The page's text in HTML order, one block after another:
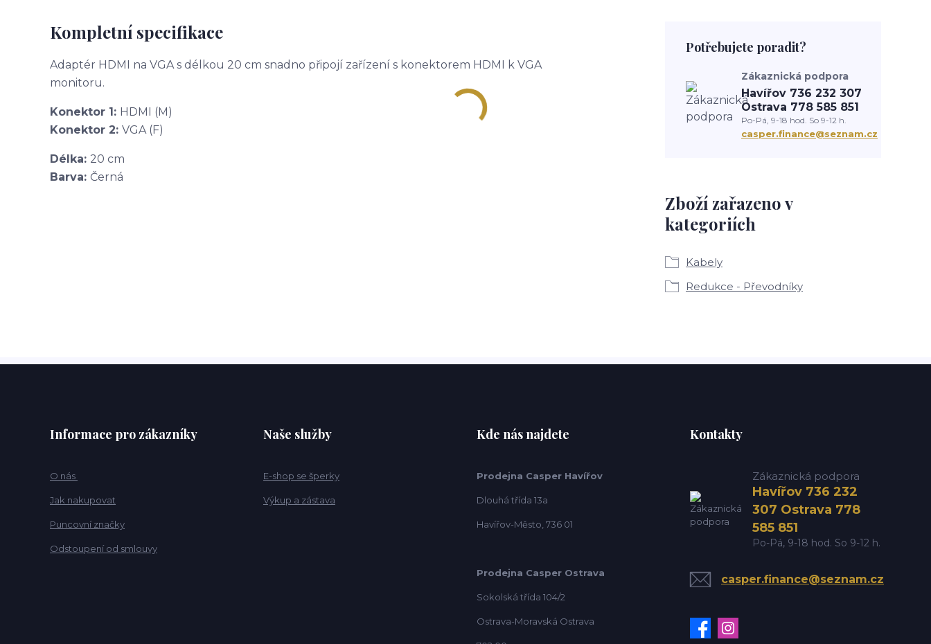
Kompletní specifikace
Adaptér HDMI na VGA s délkou 20 cm snadno připojí zařízení s konektorem HDMI k VGA
monitoru.
Konektor 1: HDMI (M)
Konektor 2: VGA (F)
Délka: 20 cm
Barva: Černá
Zboží zařazeno v
kategoriích
Kabely
Redukce - Převodníky
Potřebujete poradit?
Zákaznická podpora
Havířov 736 232 307
Ostrava 778 585 851
Po-Pá, 9-18 hod. So 9-12 h.
casper.finance@seznam.cz
Informace pro zákazníky
O nás
Jak nakupovat
Puncovní značky
Odstoupení od smlouvy
Naše služby
E-shop se šperky
Výkup a zástava
Kde nás najdete
Prodejna Casper Havířov
Dlouhá třída 13a
Havířov-Město, 736 01
Prodejna Casper Ostrava
Sokolská třída 104/2
Ostrava-Moravská Ostrava
Kontakty
Zákaznická podpora
Havířov 736 232
307 Ostrava 778
585 851
Po-Pá, 9-18 hod. So 9-12 h.
casper.finance@seznam.cz